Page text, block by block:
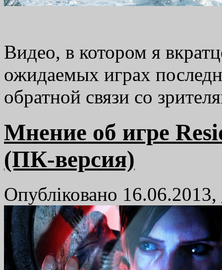
Видео, в котором я
ожидаемых играх
обратной связи со
Мнение об игре
(ПК-версия)
Опубліковано 16.06.2013,